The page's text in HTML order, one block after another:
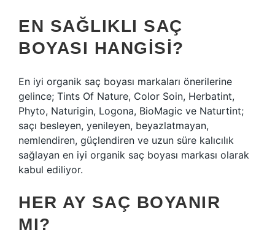
EN SAĞLIKLI SAÇ
BOYASI HANGISI?
En iyi organik saç boyası markaları önerilerine
gelince; Tints Of Nature, Color Soin, Herbatint,
Phyto, Naturigin, Logona, BioMagic ve Naturtint;
saçı besleyen, yenileyen, beyazlatmayan,
nemlendiren, güçlendiren ve uzun süre kalıcılık
sağlayan en iyi organik saç boyası markası olarak
kabul ediliyor.
HER AY SAÇ BOYANIR
MI?